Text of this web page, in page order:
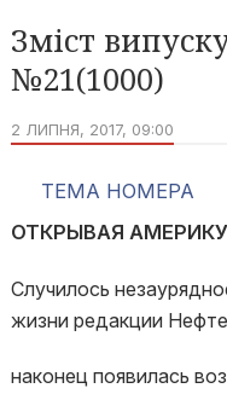
Зміст
№21(1000)
2 ЛИПНЯ, 2017, 09:00
ТЕМА НОМЕРА
ОТКРЫВАЯ АМЕРИКУ
Случилось
жизни редакции
наконец появилась